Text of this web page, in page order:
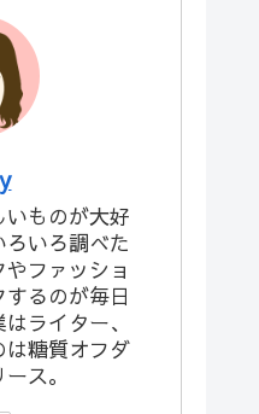
ものが大好
いろ調べた
ファッショ
るのが毎日
ライター、
は糖質オフダ
ス。